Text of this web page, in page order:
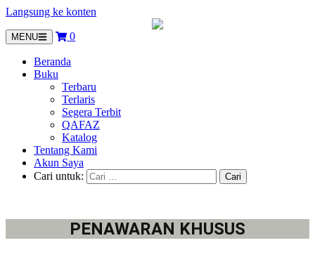
Langsung ke konten
MENU 0
Beranda
Buku
Terbaru
Terlaris
Segera Terbit
QAFAZ
Katalog
Tentang Kami
Akun Saya
Cari untuk:
PENAWARAN KHUSUS